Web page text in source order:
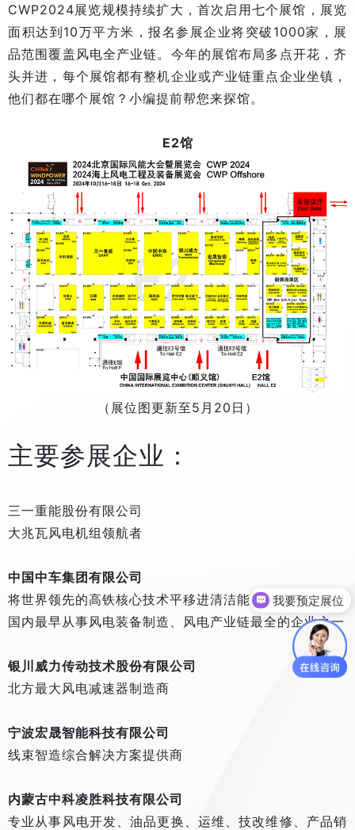
CWP2024展览规模持续扩大，首次启用七个展馆，展览
面积达到10万平方米，报名参展企业将突破1000家，展
品范围覆盖风电全产业链。今年的展馆布局多点开花，齐
头并进，每个展馆都有整机企业或产业链重点企业坐镇，
他们都在哪个展馆？小编提前帮您来探馆。
E2馆
（展位图更新至5月20日）
主要参展企业：
三一重能股份有限公司
大兆瓦风电机组领航者
中国中车集团有限公司
将世界领先的高铁核心技术平移进清洁能源装备领域。
国内最早从事风电装备制造、风电产业链最全的企业之一
银川威力传动技术股份有限公司
北方最大风电减速器制造商
宁波宏晟智能科技有限公司
线束智造综合解决方案提供商
内蒙古中科凌胜科技有限公司
专业从事风电开发、油品更换、运维、技改维修、产品销
我要预定展位